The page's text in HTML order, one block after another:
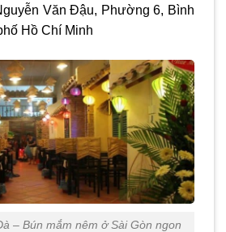
Văn Đậu, Phường 6, Bình
Hồ Chí Minh
– Bún mắm nêm ở Sài Gòn ngon